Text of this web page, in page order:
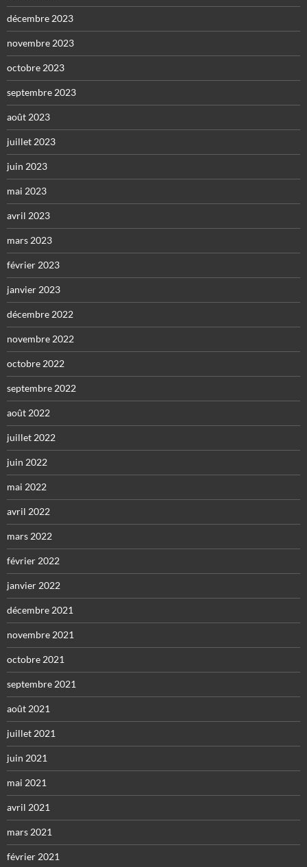
décembre 2023
novembre 2023
octobre 2023
septembre 2023
août 2023
juillet 2023
juin 2023
mai 2023
avril 2023
mars 2023
février 2023
janvier 2023
décembre 2022
novembre 2022
octobre 2022
septembre 2022
août 2022
juillet 2022
juin 2022
mai 2022
avril 2022
mars 2022
février 2022
janvier 2022
décembre 2021
novembre 2021
octobre 2021
septembre 2021
août 2021
juillet 2021
juin 2021
mai 2021
avril 2021
mars 2021
février 2021